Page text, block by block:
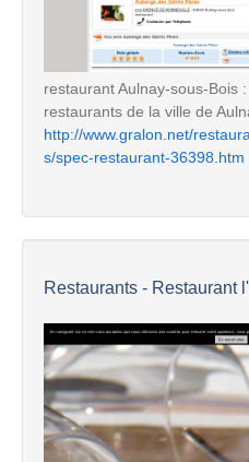
restaurant Aulnay-sous-Bois
restaurants de la ville de
http://www.gralon.net/
s/spec-restaurant-36398.htm
Restaurants - Restaurant